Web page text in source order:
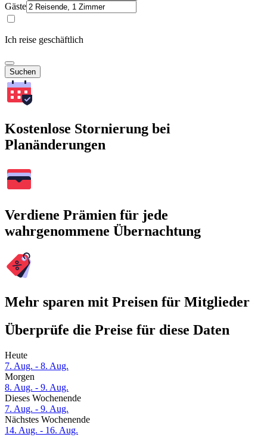
Gäste
Ich reise geschäftlich
Suchen
Kostenlose Stornierung bei
Planänderungen
Verdiene Prämien für jede
wahrgenommene Übernachtung
Mehr sparen mit Preisen für Mitglieder
Überprüfe die Preise für diese Daten
Heute
7. Aug. - 8. Aug.
Morgen
8. Aug. - 9. Aug.
Dieses Wochenende
7. Aug. - 9. Aug.
Nächstes Wochenende
14. Aug. - 16. Aug.